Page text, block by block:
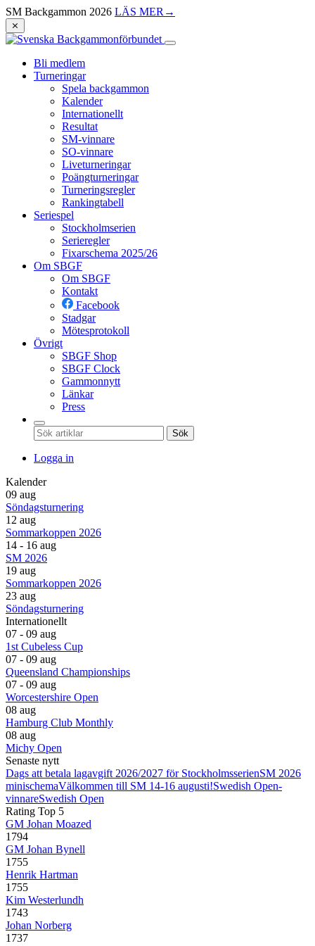
SM Backgammon 2026 LÄS MER →
⨯
Bli medlem
Turneringar
Spela backgammon
Kalender
Internationellt
Resultat
SM-vinnare
SO-vinnare
Liveturneringar
Poängturneringar
Turneringsregler
Rankingtabell
Seriespel
Stockholmserien
Serieregler
Fixarschema 2025/26
Om SBGF
Om SBGF
Kontakt
Facebook
Stadgar
Mötesprotokoll
Övrigt
SBGF Shop
SBGF Clock
Gammonnytt
Länkar
Press
Sök
Logga in
Kalender
09 aug
Söndagsturnering
12 aug
Sommarkoppen 2026
14 - 16 aug
SM 2026
19 aug
Sommarkoppen 2026
23 aug
Söndagsturnering
Internationellt
07 - 09 aug
1st Cubeless Cup
07 - 09 aug
Queensland Championships
07 - 09 aug
Worcestershire Open
08 aug
Hamburg Club Monthly
08 aug
Michy Open
Senaste nytt
Dags att betala lagavgift 2026/2027 för StockholmsserienSM 2026
minischemaVälkommen till SM 14-16 augusti!Swedish Open-
vinnareSwedish Open
Rating Top 5
GM Johan Moazed
1794
GM Johan Bynell
1755
Henrik Hartman
1755
Kim Westerlundh
1743
Johan Norberg
1737